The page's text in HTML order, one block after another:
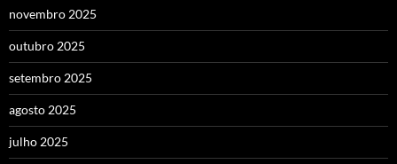
novembro 2025
outubro 2025
setembro 2025
agosto 2025
julho 2025